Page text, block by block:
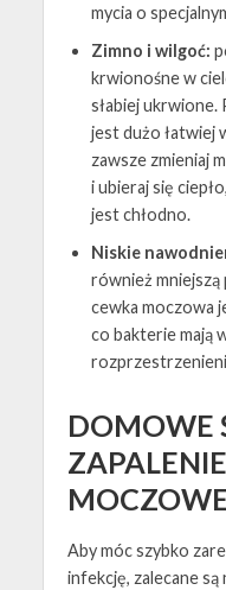
mycia o
Zimno i wilgoć:
krwionośne w
słabiej
jest dużo łatwiej
zawsze zmieniaj
i ubieraj się
jest chłodno.
Niskie
również mniejszą
cewka moczowa
co bakterie mają
DOMOWE
Aby móc szybko
infekcję, zalecane